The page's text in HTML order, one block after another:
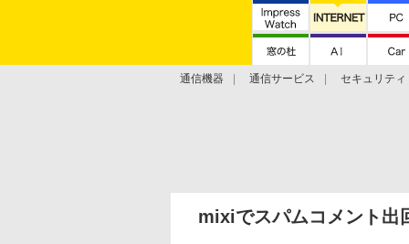
通信機器 通信サービス セキュリティ
mixiでスパムコメント出